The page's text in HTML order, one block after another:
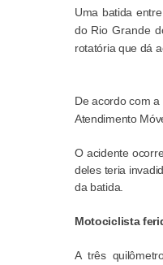
Uma batida
do Rio Grande
rotatória que dá
De acordo com
Atendimento
O acidente
deles teria
da batida.
Motociclista
A três